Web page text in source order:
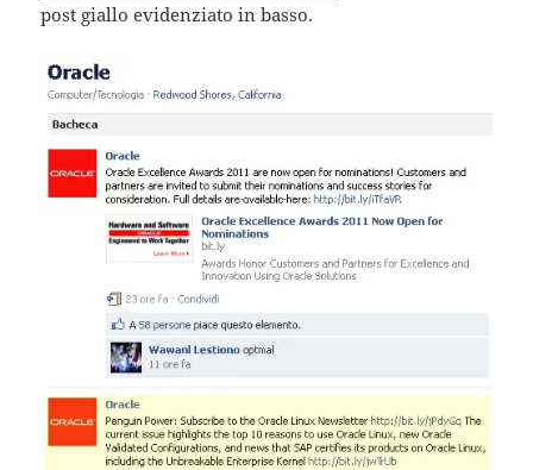
post giallo evidenziato in basso.